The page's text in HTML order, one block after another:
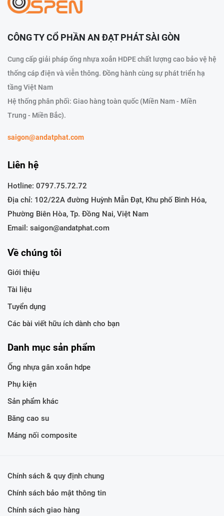
CÔNG TY CỔ PHẦN AN ĐẠT PHÁT SÀI GÒN
Cung cấp giải pháp ống nhựa xoắn HDPE chất lượng cao bảo vệ hệ
thống cáp điện và viễn thông. Đồng hành cùng sự phát triển hạ
tầng Việt Nam
Hệ thống phân phối: Giao hàng toàn quốc (Miền Nam - Miền
Trung - Miền Bắc).
saigon@andatphat.com
Liên hệ
Hotline: 0797.75.72.72
Địa chỉ: 102/22A đường Huỳnh Mẫn Đạt, Khu phố Bình Hóa,
Phường Biên Hòa, Tp. Đồng Nai, Việt Nam
Email: saigon@andatphat.com
Về chúng tôi
Giới thiệu
Tài liệu
Tuyển dụng
Các bài viết hữu ích dành cho bạn
Danh mục sản phẩm
Ống nhựa gân xoắn hdpe
Phụ kiện
Sản phẩm khác
Băng cao su
Máng nối composite
Chính sách & quy định chung
Chính sách bảo mật thông tin
Chính sách giao hàng